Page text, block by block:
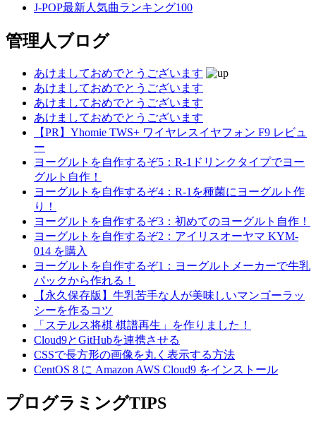
J-POP最新人気曲ランキング100
管理人ブログ
あけましておめでとうございます
あけましておめでとうございます
あけましておめでとうございます
あけましておめでとうございます
【PR】Yhomie TWS+ ワイヤレスイヤフォン F9 レビュ
ー
ヨーグルトを自作するぞ5：R-1ドリンクタイプでヨー
グルト自作！
ヨーグルトを自作するぞ4：R-1を種菌にヨーグルト作
り！
ヨーグルトを自作するぞ3：初めてのヨーグルト自作！
ヨーグルトを自作するぞ2：アイリスオーヤマ KYM-
014 を購入
ヨーグルトを自作するぞ1：ヨーグルトメーカーで牛乳
パックから作れる！
【永久保存版】牛乳苦手な人が美味しいマンゴーラッ
シーを作るコツ
「ステルス将棋 棋譜再生」を作りました！
Cloud9とGitHubを連携させる
CSSで長方形の画像を丸く表示する方法
CentOS 8 に Amazon AWS Cloud9 をインストール
プログラミングTIPS